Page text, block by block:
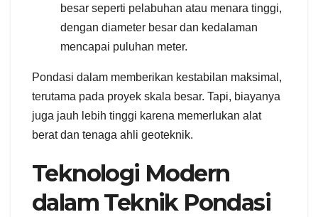
besar seperti pelabuhan atau menara tinggi,
dengan diameter besar dan kedalaman
mencapai puluhan meter.
Pondasi dalam memberikan kestabilan maksimal,
terutama pada proyek skala besar. Tapi, biayanya
juga jauh lebih tinggi karena memerlukan alat
berat dan tenaga ahli geoteknik.
Teknologi Modern
dalam Teknik Pondasi